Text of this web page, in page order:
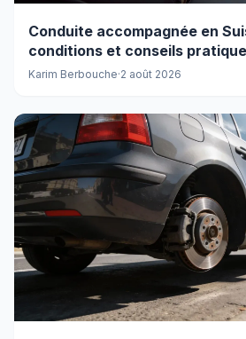
Conduite accompagnée en
conditions et conseils
Karim Berbouche·2 août 2026